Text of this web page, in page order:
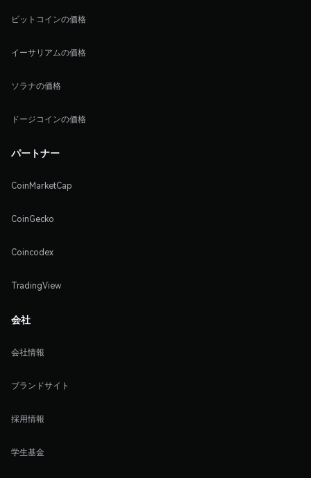
ビットコインの価格
イーサリアムの価格
ソラナの価格
ドージコインの価格
パートナー
CoinMarketCap
CoinGecko
Coincodex
TradingView
会社
会社情報
ブランドサイト
採用情報
学生基金